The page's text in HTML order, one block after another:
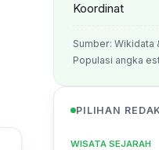
Koordinat
Sumber: Wikidata
Populasi angka
PILIHAN
WISATA SEJARAH